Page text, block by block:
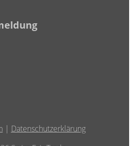
| Datenschutzerklärung